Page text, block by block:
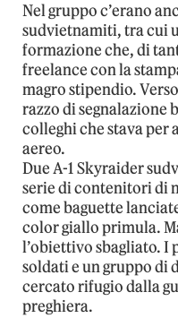
Nel gruppo c’erano
sudvietnamiti, tra cui
formazione che, di
freelance con la
magro stipendio.
razzo di segnalazione
colleghi che stava
aereo.
Due A-1 Skyraider
serie di contenitori di
come baguette
color giallo primula.
l’obiettivo sbagliato.
soldati e un gruppo di
cercato rifugio dalla
preghiera.